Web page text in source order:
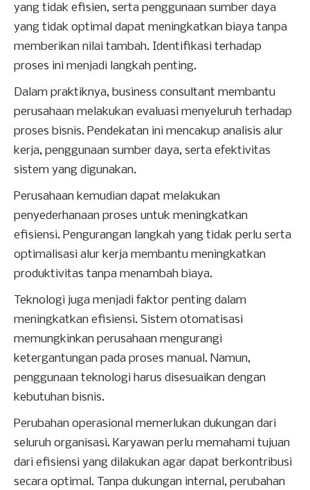
yang tidak efisien, serta penggunaan sumber daya
yang tidak optimal dapat meningkatkan biaya tanpa
memberikan nilai tambah. Identifikasi terhadap
proses ini menjadi langkah penting.
Dalam praktiknya, business consultant membantu
perusahaan melakukan evaluasi menyeluruh terhadap
proses bisnis. Pendekatan ini mencakup analisis alur
kerja, penggunaan sumber daya, serta efektivitas
sistem yang digunakan.
Perusahaan kemudian dapat melakukan
penyederhanaan proses untuk meningkatkan
efisiensi. Pengurangan langkah yang tidak perlu serta
optimalisasi alur kerja membantu meningkatkan
produktivitas tanpa menambah biaya.
Teknologi juga menjadi faktor penting dalam
meningkatkan efisiensi. Sistem otomatisasi
memungkinkan perusahaan mengurangi
ketergantungan pada proses manual. Namun,
penggunaan teknologi harus disesuaikan dengan
kebutuhan bisnis.
Perubahan operasional memerlukan dukungan dari
seluruh organisasi. Karyawan perlu memahami tujuan
dari efisiensi yang dilakukan agar dapat berkontribusi
secara optimal. Tanpa dukungan internal, perubahan